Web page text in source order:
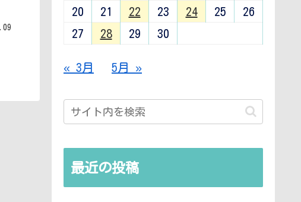
20
21 22 23 24 25
26
27
28 29 30
« 3月 5月 »
最近の投稿